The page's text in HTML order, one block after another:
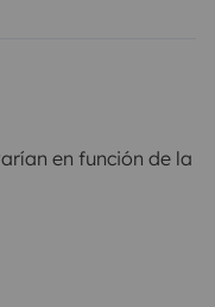
en función de la